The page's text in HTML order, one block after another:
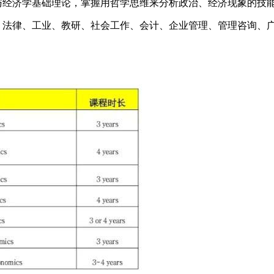
济学基础理论，掌握用哲学思维来分析政治、经济现象的技
律、工业、教研、社会工作、会计、企业管理、管理咨询